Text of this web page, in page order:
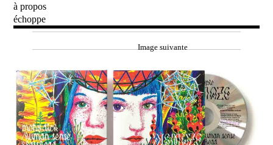
Baptiste Vandaele
à propos
échoppe
Image suivante